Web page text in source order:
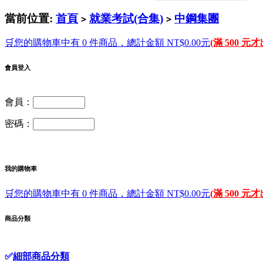
當前位置: 首頁 > 就業考試(合集) > 中鋼集團
🛒您的購物車中有 0 件商品，總計金額 NT$0.00元(滿 500 元才
會員登入
會員：
密碼：
我的購物車
🛒您的購物車中有 0 件商品，總計金額 NT$0.00元(滿 500 元才
商品分類
✅細部商品分類